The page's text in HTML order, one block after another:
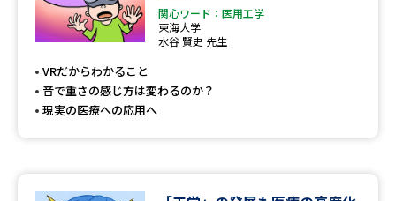
関心ワード：医用工学
東海大学
水谷 賢史 先生
VRだからわかること
音で重さの感じ方は変わるのか？
現実の医療への応用へ